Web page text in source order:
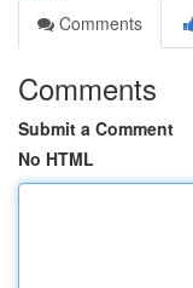
Comments
Comments
Submit a Comment
No HTML